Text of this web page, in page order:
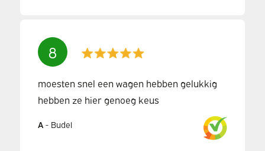
8
moesten snel een wagen hebben gelukkig
hebben ze hier genoeg keus
A- Budel